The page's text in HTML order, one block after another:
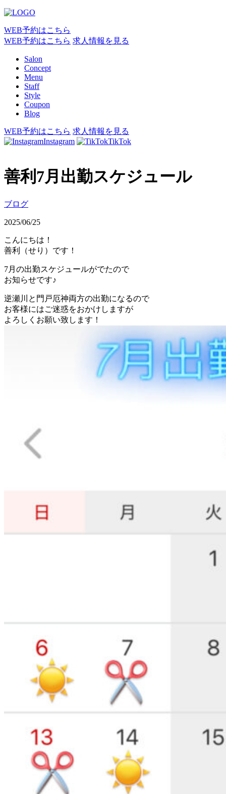
WEB予約はこちら
WEB予約はこちら 求人情報を見る
Salon
Concept
Menu
Staff
Style
Coupon
Blog
WEB予約はこちら 求人情報を見る
Instagram
TikTok
善利7月出勤スケジュール
ブログ
2025/06/25
こんにちは！
善利（せり）です！
7月の出勤スケジュールがでたので
お知らせです♪
逆瀬川と門戸厄神両方の出勤になるので
お客様にはご迷惑をおかけしますが
よろしくお願い致します！